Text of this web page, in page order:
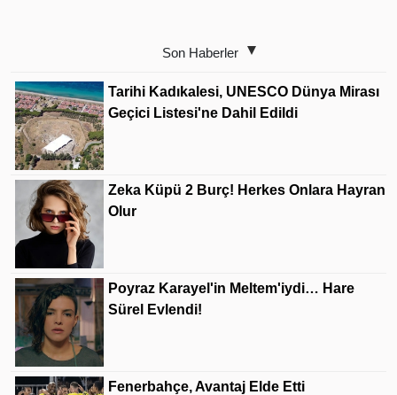
Son Haberler
Tarihi Kadıkalesi, UNESCO Dünya Mirası
Geçici Listesi'ne Dahil Edildi
Zeka Küpü 2 Burç! Herkes Onlara Hayran
Olur
Poyraz Karayel'in Meltem'iydi… Hare
Sürel Evlendi!
Fenerbahçe, Avantaj Elde Etti